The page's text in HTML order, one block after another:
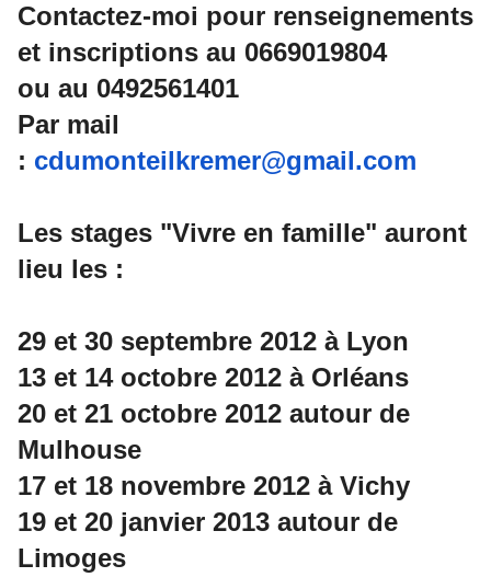
Contactez-moi pour renseignements
et inscriptions au 0669019804
ou au 0492561401
Par mail
: cdumonteilkremer@gmail.com
Les stages "Vivre en famille" auront
lieu les :
29 et 30 septembre 2012 à Lyon
13 et 14 octobre 2012 à Orléans
20 et 21 octobre 2012 autour de
Mulhouse
17 et 18 novembre 2012 à Vichy
19 et 20 janvier 2013 autour de
Limoges